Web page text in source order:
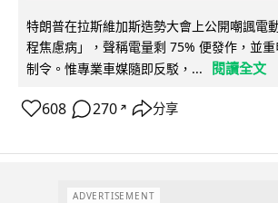
特朗普在拉斯維加斯造勢大會上公開嘲諷電
程焦慮病」，聲稱電量剩 75% 便發作，並
制令。惟專業車媒隨即反駁，...
閱讀全文
608 270 ↗ 分享
ADVERTISEMENT